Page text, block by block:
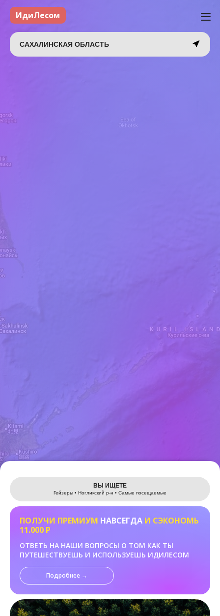
Leaflet
ИдиЛесом
САХАЛИНСКАЯ ОБЛАСТЬ
ВЫ ИЩЕТЕ
Гейзеры • Ногликский р-н • Самые посещаемые
ПОЛУЧИ ПРЕМИУМ НАВСЕГДА И СЭКОНОМЬ
11.000 Р
ОТВЕТЬ НА НАШИ ВОПРОСЫ О ТОМ КАК ТЫ
ПУТЕШЕСТВУЕШЬ И ИСПОЛЬЗУЕШЬ ИДИЛЕСОМ
Подробнее →